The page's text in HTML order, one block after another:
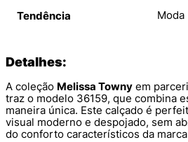
Tendência Moda
Detalhes:
A coleção Melissa Towny em
traz o modelo 36159, que combina
maneira única. Este calçado é
visual moderno e despojado, sem
do conforto característicos da